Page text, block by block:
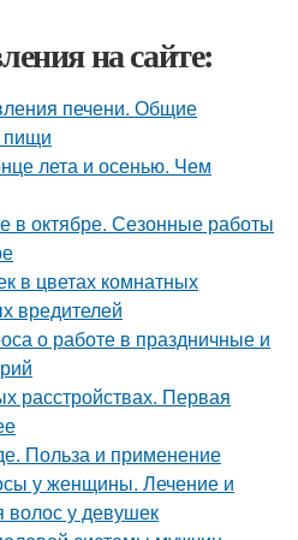
на сайте:
печени. Общие
пищи
лета и осенью. Чем
в октябре. Сезонные работы
в цветах комнатных
вредителей
о работе в праздничные и
расстройствах. Первая
Польза и применение
у женщины. Лечение и
волос у девушек